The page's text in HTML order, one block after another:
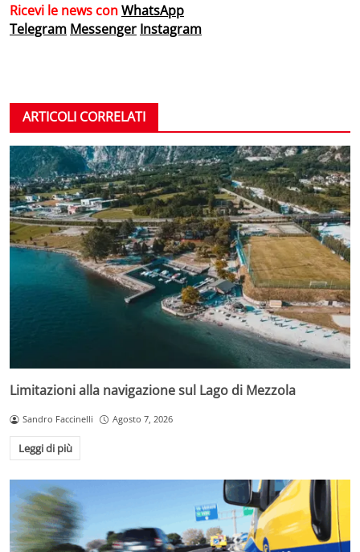
Ricevi le news conWhatsApp
Telegram Messenger Instagram
ARTICOLI CORRELATI
Limitazioni alla navigazione sul Lago di Mezzola
Sandro Faccinelli Agosto 7, 2026
Leggi di più